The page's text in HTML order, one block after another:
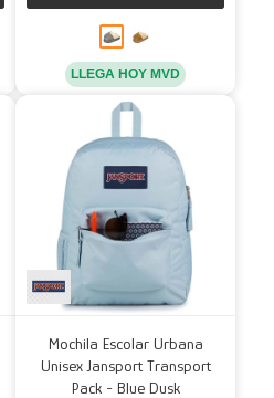
LLEGA HOY MVD
Mochila Escolar Urbana
Unisex Jansport Transport
Pack - Blue Dusk